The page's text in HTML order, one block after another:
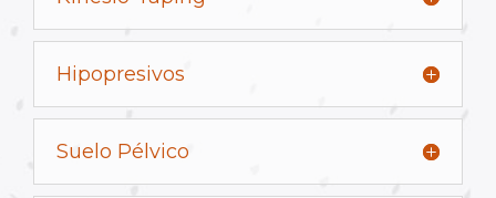
Hipopresivos
Suelo Pélvico